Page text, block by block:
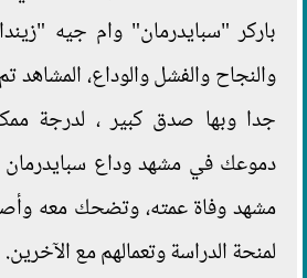
باركر "سبايدرمان" وام جيه
والنجاح والفشل والوداع،
جدا وبها صدق كبير ، لدرجة
دموعك في مشهد وداع سبايدرمان
مشهد وفاة عمته، وتضحك معه
لمنحة الدراسة وتعمالهم مع الآخرين.